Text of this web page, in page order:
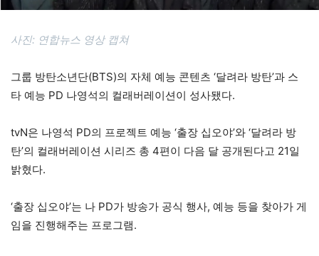
사진: 연합뉴스 영상 캡쳐
그룹 방탄소년단(BTS)의 자체 예능 콘텐츠 ‘달려라 방탄’과 스
타 예능 PD 나영석의 컬래버레이션이 성사됐다.
tvN은 나영석 PD의 프로젝트 예능 ‘출장 십오야’와 ‘달려라 방
탄’의 컬래버레이션 시리즈 총 4편이 다음 달 공개된다고 21일
밝혔다.
‘출장 십오야’는 나 PD가 방송가 공식 행사, 예능 등을 찾아가 게
임을 진행해주는 프로그램.